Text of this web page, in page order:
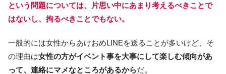
という問題については、片思い中にあまり考えるべきことで
はないし、拘るべきことでもない。
一般的には女性からあけおめLINEを送ることが多いけど、そ
の理由は女性の方がイベント事を大事にして楽しむ傾向があ
って、連絡にマメなところがあるからだ。